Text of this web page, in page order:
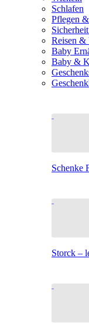
Schlafen
Pflegen
Reisen &
Baby
Baby &
Schenke
Storck –